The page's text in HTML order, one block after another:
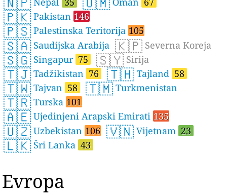
🇵🇰 Pakistan 146
🇵🇸 Palestinska Teritorija 105
🇸🇦 Saudijska Arabija 🇰🇵 Severna Koreja
🇸🇬 Singapur 75 🇸🇾 Sirija
🇹🇯 Tadžikistan 76 🇹🇭 Tajland 58
🇹🇼 Tajvan 58 🇹🇲 Turkmenistan
🇹🇷 Turska 101
🇦🇪 Ujedinjeni Arapski Emirati 135
🇺🇿 Uzbekistan 106 🇻🇳 Vijetnam 23
🇱🇰 Šri Lanka 43
Evropa